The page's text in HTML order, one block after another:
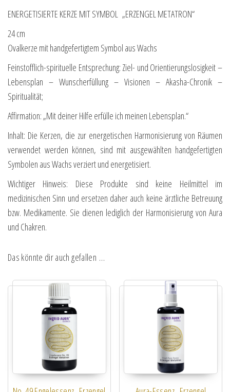
ENERGETISIERTE KERZE MIT SYMBOL „ERZENGEL METATRON“
24 cm
Ovalkerze mit handgefertigtem Symbol aus Wachs
Feinstofflich-spirituelle Entsprechung: Ziel- und Orientierungslosigkeit –
Lebensplan – Wunscherfüllung – Visionen – Akasha-Chronik –
Spiritualität;
Affirmation: „Mit deiner Hilfe erfülle ich meinen Lebensplan.“
Inhalt: Die Kerzen, die zur energetischen Harmonisierung von Räumen
verwendet werden können, sind mit ausgewählten handgefertigten
Symbolen aus Wachs verziert und energetisiert.
Wichtiger Hinweis: Diese Produkte sind keine Heilmittel im
medizinischen Sinn und ersetzen daher auch keine ärztliche Betreuung
bzw. Medikamente. Sie dienen lediglich der Harmonisierung von Aura
und Chakren.
Das könnte dir auch gefallen …